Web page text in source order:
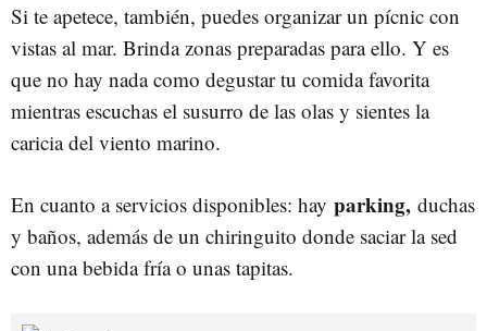
Si te apetece, también, puedes organizar un pícnic con
vistas al mar. Brinda zonas preparadas para ello. Y es
que no hay nada como degustar tu comida favorita
mientras escuchas el susurro de las olas y sientes la
caricia del viento marino.
En cuanto a servicios disponibles: hay parking, duchas
y baños, además de un chiringuito donde saciar la sed
con una bebida fría o unas tapitas.